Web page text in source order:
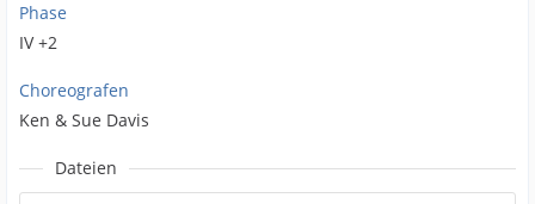
Phase
IV +2
Choreografen
Ken & Sue Davis
Dateien